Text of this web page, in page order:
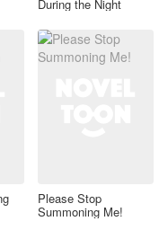
During the Night
Please Stop
Summoning Me!